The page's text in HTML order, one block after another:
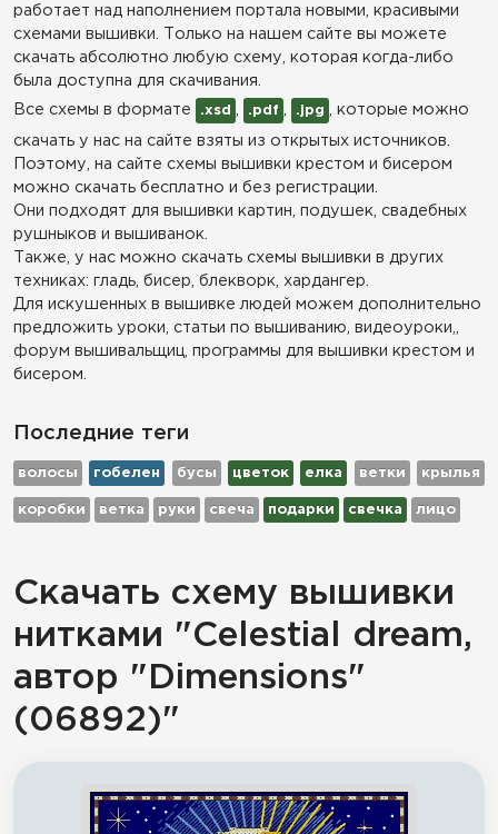
работает над наполнением портала новыми, красивыми
схемами вышивки. Только на нашем сайте вы можете
скачать абсолютно любую схему, которая когда-либо
была доступна для скачивания.
Все схемы в формате
.xsd .pdf .jpg , которые можно
скачать у нас на сайте взяты из открытых источников.
Поэтому, на сайте схемы вышивки крестом и бисером
можно скачать бесплатно и без регистрации.
Они подходят для вышивки картин, подушек, свадебных
рушныков и вышиванок.
Также, у нас можно скачать схемы вышивки в других
техниках: гладь, бисер, блекворк, хардангер.
Для искушенных в вышивке людей можем дополнительно
предложить уроки, статьи по вышиванию, видеоуроки,,
форум вышивальщиц, программы для вышивки крестом и
бисером.
Последние теги
волосы гобелен бусы цветок елка ветки крылья
коробки ветка руки свеча подарки свечка лицо
Скачать схему вышивки
нитками "Celestial dream,
автор "Dimensions"
(06892)"